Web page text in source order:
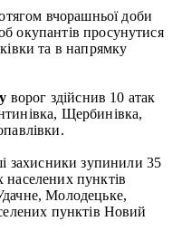
вчорашньої доби
окупантів просунутися
та в напрямку
ворог здійснив 10 атак
Щербинівка,
захисники зупинили 35
пунктів
Молодецьке,
пунктів Новий